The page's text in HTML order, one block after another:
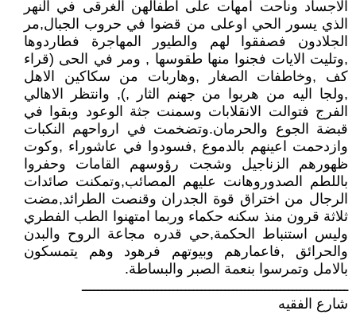
الاجساد وناحت امهات على اطفالهن الغرقى في النهر
الذي يسور الحي اوعلى من قضوا في حروب الجبال,مر
الجلادون فصفقوا لهم والطيور المهاجرة فطاردوها
,وتليت الايات فجنوا منها طقوسها , ومر في الحى (قراء
كف ,وخاطفات الصغار ,وهاربات من سكاكين الاهل
,ولجا اليه من هربوا من جهنم الثار ,), وانتظر الاهالي
الفرج فتوالت الانقلابات وسمنت جثة الوعود وبقوا في
قبضة الجوع والحرمان.وتضخمت في ارواحهم النكبات
وازدحمت اعينهم بالدموع ,فسودوا في عاشوراء ,وكوت
ظهورهم الزناجيل وشجت رؤوسهم القامات وحفروا
باللطم الصدوروهانت عليهم المصائب,وتمكنت صائدات
الرجال من اختراق قوة الجدران وقنصت الطرائد,مضت
ثلاثة قرون منذ سكنه حكماء وربما امتهنوا الطب الفطري
وليس استنباط الحكمة,حي قدره مجاعة الروح والبدن
والحرائق ,فاعمارهم وبيوتهم فرهود وهم يتمسكون
بالامل وتمرسوا بنعمة الصبر والبساطة.
ـــــــــــــــــــــــــــــــــــــــــــــــــــــــــــــــــــ
شارع الفقيه